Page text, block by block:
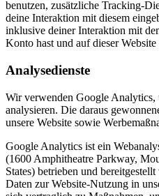
benutzen, zusätzliche Tracking-
deine Interaktion mit diesem
inklusive deiner Interaktion mit
Konto hast und auf dieser Website
Analysedienste
Wir verwenden Google Analytics,
analysieren. Die daraus
unsere Website sowie
Google Analytics ist ein
(1600 Amphitheatre Parkway,
States) betrieben und
Daten zur Website-Nutzung in